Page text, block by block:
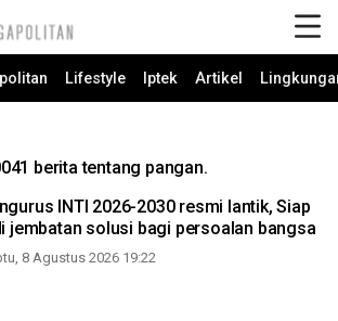
Lifestyle Iptek Artikel
berita tentang pangan.
INTI 2026-2030 resmi lantik, Siap
jembatan solusi bagi persoalan bangsa
8 Agustus 2026 19:22